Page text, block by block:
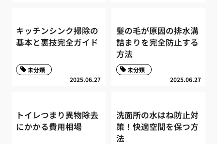
キッチンシンク掃除の
基本と裏技完全ガイド
2025.06.27
未分類
髪の毛が原因の排水溝
詰まりを完全防止する
方法
2025.06.27
未分類
トイレつまり異物除去
にかかる費用相場
洗面所の水はね防止対
策！快適空間を保つ方
法